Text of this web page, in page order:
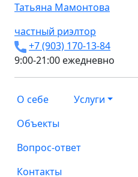
Татьяна Мамонтова
частный риэлтор
+7 (903) 170-13-84
9:00-21:00 ежедневно
О себе Услуги
Объекты
Вопрос-ответ
Контакты